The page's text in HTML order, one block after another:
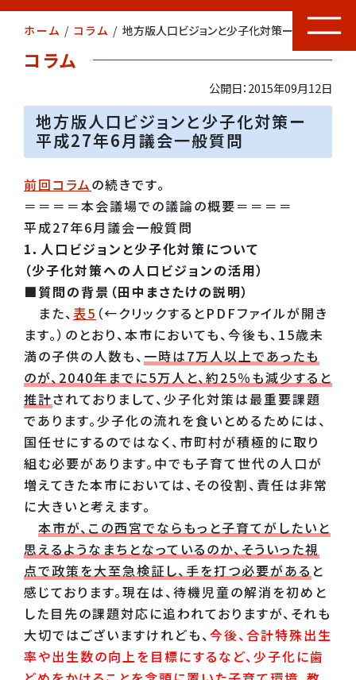
ホーム / コラム / 地方版人口ビジョンと少子化対策ー平成27年6月議会一般質問
コラム
公開日：2015年09月12日
地方版人口ビジョンと少子化対策ー
平成27年6月議会一般質問
前回コラムの続きです。
＝＝＝＝本会議場での議論の概要＝＝＝＝
平成27年6月議会一般質問
1．人口ビジョンと少子化対策について
（少子化対策への人口ビジョンの活用）
■質問の背景（田中まさたけの説明）
また、 表5 （←クリックするとPDFファイルが開き
ます。）のとおり、本市においても、今後も、15歳未
満の子供の人数も、 一時は7万人以上であったも
のが、2040年までに5万人と、約25％も減少すると
推計されておりまして、少子化対策は最重要課題
であります。少子化の流れを食いとめるためには、
国任せにするのではなく、市町村が積極的に取り
組む必要があります。中でも子育て世代の人口が
増えてきた本市においては、その役割、責任は非常
に大きいと考えます。
本市が、この西宮でならもっと子育てがしたいと
思えるようなまちとなっているのか、そういった視
点で政策を大至急検証し、手を打つ必要がある と
感じております。現在は、待機児童の解消を初めと
した目先の課題対応に追われておりますが、それも
大切ではございますけれども、 今後、合計特殊出生
率や出生数の向上を目標にするなど、少子化に歯